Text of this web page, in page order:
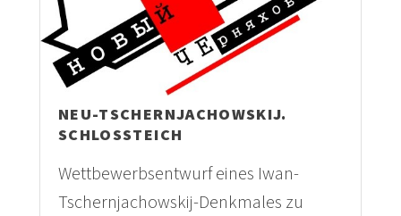
NEU-TSCHERNJACHOWSKIJ.
SCHLOSSTEICH
Wettbewerbsentwurf eines Iwan-
Tschernjachowskij-Denkmales zu